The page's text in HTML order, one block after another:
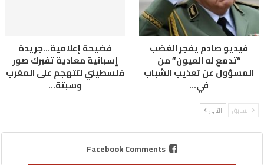
فيديو صادم يفجر الغضب
“تدمع له العيون” من
المسؤول عن تعذيب الشباب
في…
فضيحة إعلامية…جريدة
إسبانية معادية تفبرك صور
فلسطيني لتتهجم على المغرب
وسبتة…
السابق التالي
Facebook Comments